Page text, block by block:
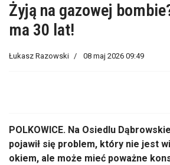
Żyją na gazowej
ma 30 lat!
Łukasz Razowski 08 maj 2026 09:49
POLKOWICE. Na Osiedlu
pojawił się problem, który nie jest
okiem, ale może mieć poważne